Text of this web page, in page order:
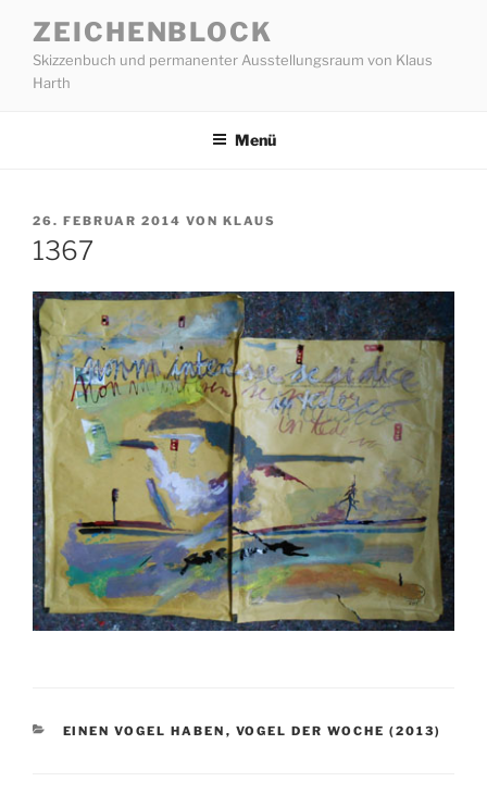
Inhalt
springen
ZEICHENBLOCK
Skizzenbuch und permanenter Ausstellungsraum von Klaus
Harth
Menü
VERÖFFENTLICHT
AM
26. FEBRUAR 2014 VON KLAUS
1367
KATEGORIEN
EINEN VOGEL HABEN , VOGEL DER WOCHE (2013)